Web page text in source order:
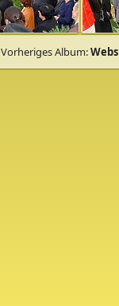
Vorheriges Album: